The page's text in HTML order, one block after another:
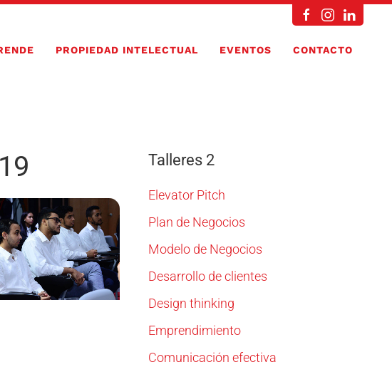
PROPIEDAD INTELECTUAL EVENTOS CONTACTO
Talleres 2
Elevator Pitch
Plan de Negocios
Modelo de Negocios
Desarrollo de clientes
Design thinking
Emprendimiento
Comunicación efectiva